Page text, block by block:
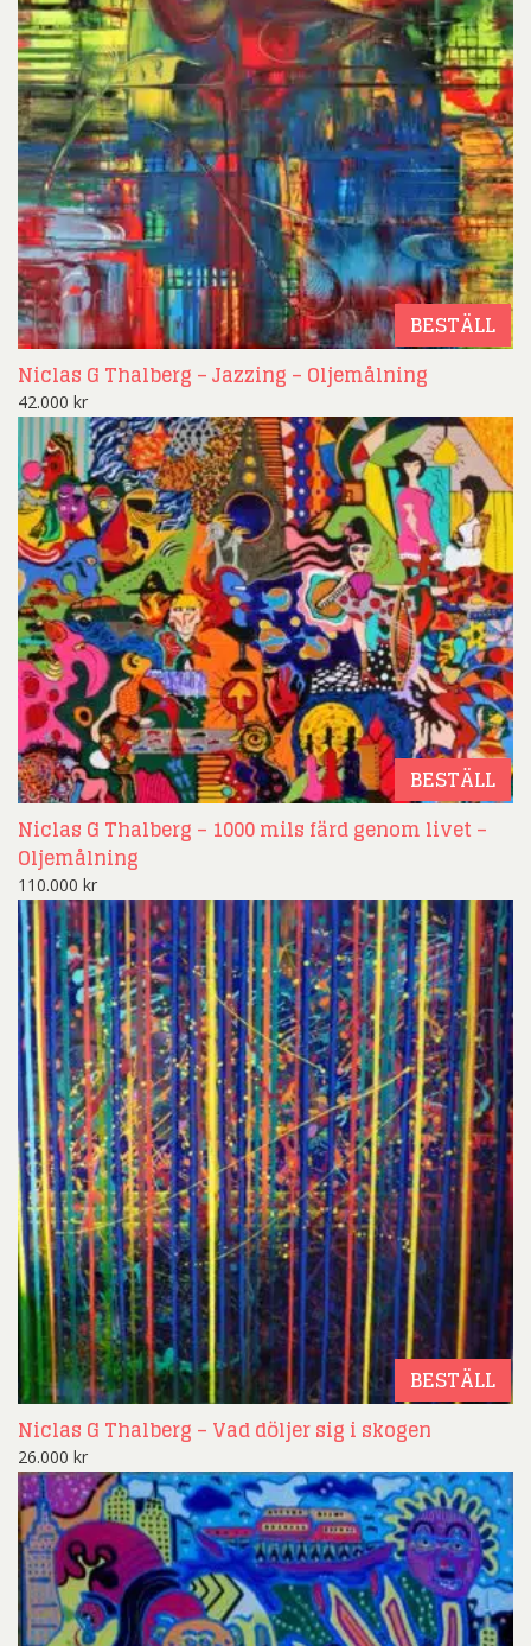
BESTÄLL
Niclas G Thalberg – Jazzing – Oljemålning
42.000 kr
BESTÄLL
Niclas G Thalberg – 1000 mils färd genom livet –
Oljemålning
110.000 kr
BESTÄLL
Niclas G Thalberg – Vad döljer sig i skogen
26.000 kr